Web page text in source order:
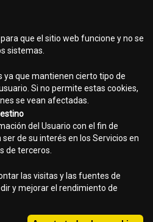
Todos los derechos reservados.
que el sitio web funcione y no se
sistemas.
ya que mantienen cierto tipo de
Si no permite estas cookies,
se vean afectadas.
del Usuario con el fin de
de su interés en los Servicios en
de terceros.
las visitas y las fuentes de
y mejorar el rendimiento de